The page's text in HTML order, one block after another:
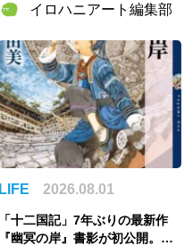
6」8月6日開催
イロハニアート編集部
LIFE 2026.08.01
「十二国記」7年ぶりの最新作
『幽冥の岸』書影が初公開。山